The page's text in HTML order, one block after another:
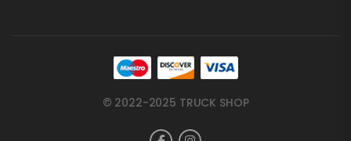
© 2022-2025 TRUCK SHOP